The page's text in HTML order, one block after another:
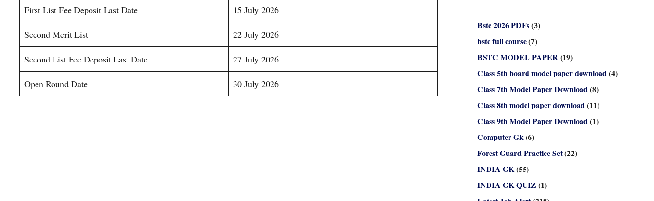
First List Fee Deposit Last Date 15 July 2026
Second Merit List 22 July 2026
Second List Fee Deposit Last Date 27 July 2026
Open Round Date 30 July 2026
Bstc 2026 PDFs(3)
bstc full course(7)
BSTC MODEL PAPER(19)
Class 5th board model paper download(4)
Class 7th Model Paper Download(8)
Class 8th model paper download(11)
Class 9th Model Paper Download(1)
Computer Gk(6)
Forest Guard Practice Set(22)
INDIA GK(55)
INDIA GK QUIZ (1)